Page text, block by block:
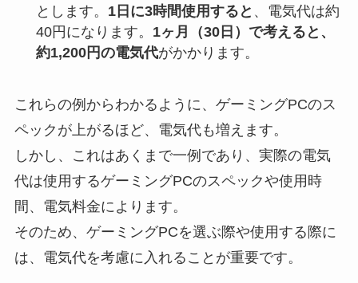
とします。 1日に3時間使用すると 、電気代は約
40円になります。 1ヶ月（30日）で考えると、
約1,200円の電気代がかかります。
これらの例からわかるように、ゲーミングPCのス
ペックが上がるほど、電気代も増えます。
しかし、これはあくまで一例であり、実際の電気
代は使用するゲーミングPCのスペックや使用時
間、電気料金によります。
そのため、ゲーミングPCを選ぶ際や使用する際に
は、電気代を考慮に入れることが重要です。